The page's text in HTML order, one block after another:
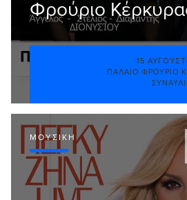
Φρούριο
15
ΠΑΛΑΙΌ ΦΡΟΎΡΙΟ
ΜΟΥΣΙΚΉ